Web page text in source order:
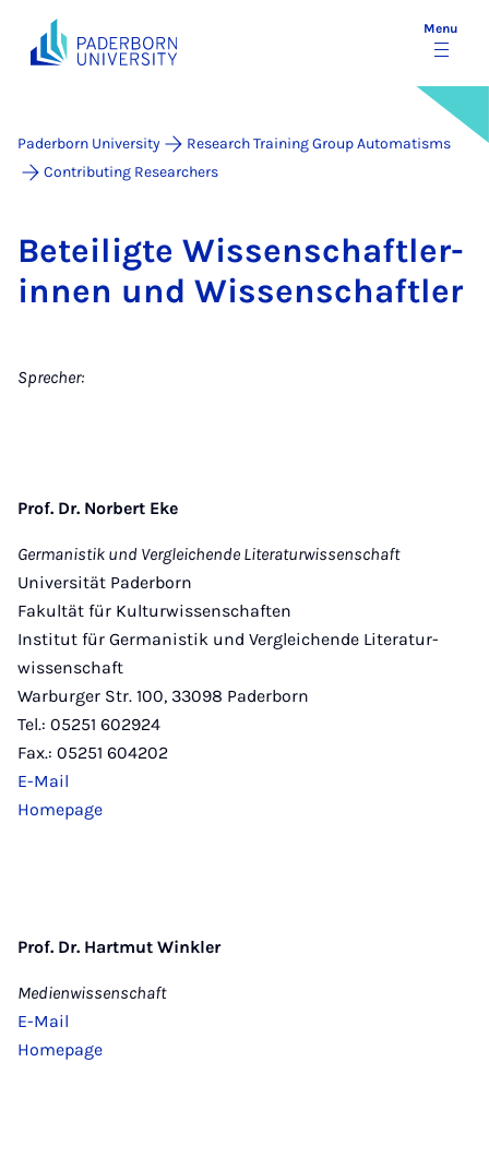
Menu
Paderborn University
Research Training Group Automatisms
Contributing Researchers
Beteiligte Wis­senschaftler­
innen und Wis­senschaftler
Sprecher:
Prof. Dr. Norbert Eke
Germanistik und Vergleichende Literaturwissenschaft
Universität Paderborn
Fakultät für Kulturwissenschaften
Institut für Germanistik und Vergleichende Literatur­
wissenschaft
Warburger Str. 100, 33098 Paderborn
Tel.: 05251 602924
Fax.: 05251 604202
E-Mail
Homepage
Prof. Dr. Hartmut Winkler
Medienwissenschaft
E-Mail
Homepage